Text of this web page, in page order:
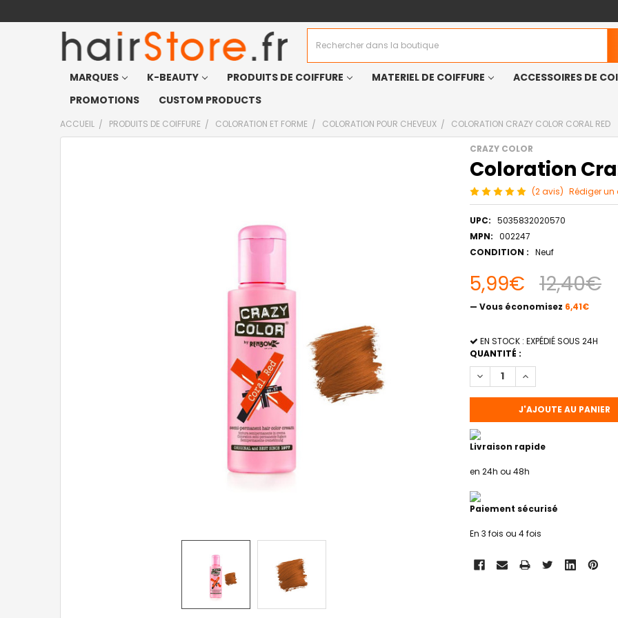
MARQUES K-BEAUTY PRODUITS DE COIFFURE MATERIEL DE COIFFURE ACCESSOIRES DE
PROMOTIONS
CUSTOM PRODUCTS
ACCUEIL PRODUITS DE COIFFURE COLORATION ET FORME COLORATION POUR CHEVEUX COLORATION CRAZY COLOR CORAL RED
CRAZY COLOR
Coloration
(2 avis) Rédiger un
UPC: 5035832020570
MPN: 002247
CONDITION : Neuf
12,40€
5,99€
— Vous économisez 6,41€
STOCK
ACTUEL
:
EN STOCK : EXPÉDIÉ SOUS 24H
QUANTITÉ :
DIMINUER LA QUANTITÉ DE
AUGMENTER LA
Livraison rapide
en 24h ou 48h
Paiement sécurisé
En 3 fois ou 4 fois